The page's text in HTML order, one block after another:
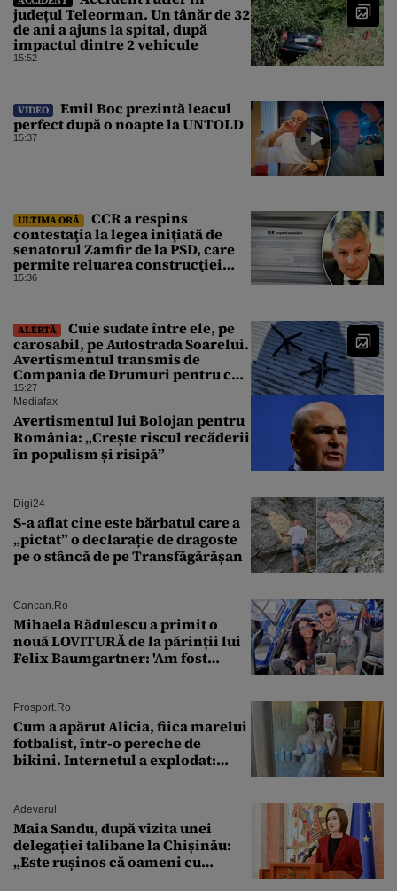
județul Teleorman. Un tânăr de 32
de ani a ajuns la spital, după
impactul dintre 2 vehicule
15:52
VIDEO
Emil Boc prezintă leacul
perfect după o noapte la UNTOLD
15:37
ULTIMA ORĂ
CCR a respins
contestaţia la legea iniţiată de
senatorul Zamfir de la PSD, care
permite reluarea construcţiei
hidrocentralelor din zonele
15:36
ALERTĂ
Cuie sudate între ele, pe
carosabil, pe Autostrada Soarelui.
Avertismentul transmis de
Compania de Drumuri pentru cei
care tranzitează A2
15:27
Mediafax
Avertismentul lui Bolojan pentru
România: „Crește riscul recăderii
în populism și risipă”
Digi24
S-a aflat cine este bărbatul care a
„pictat” o declarație de dragoste
pe o stâncă de pe Transfăgărășan
Cancan.ro
Mihaela Rădulescu a primit o
nouă LOVITURĂ de la părinții lui
Felix Baumgartner: 'Am fost
Prosport.ro
Cum a apărut Alicia, fiica marelui
fotbalist, într-o pereche de
bikini. Internetul a explodat:
Adevarul
Maia Sandu, după vizita unei
delegației talibane la Chișinău:
„Este rușinos că oameni cu